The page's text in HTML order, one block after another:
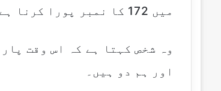
میں 172 کا نمبر پورا کرنا ہے۔
وہ شخص کہتا ہے کہ اس وقت
اور ہم دو ہیں۔